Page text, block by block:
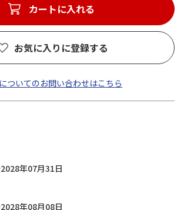
カートに入れる
お気に入りに登録する
ついてのお問い合わせはこちら
年07月31日
年08月08日